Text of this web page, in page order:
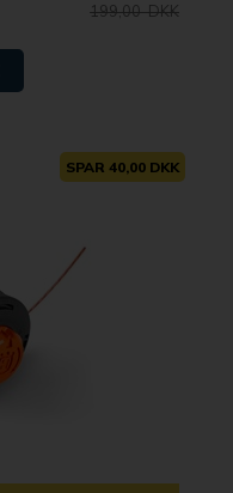
199,00 DKK
SPAR 40,00 DKK